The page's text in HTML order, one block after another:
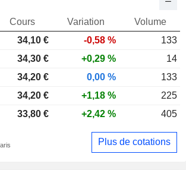
Cours Variation
Volume
34,10 € -0,58 %
133
34,30 € +0,29 %
14
34,20 € 0,00 %
133
34,20 € +1,18 %
225
33,80 € +2,42 % 405
Plus de cotations